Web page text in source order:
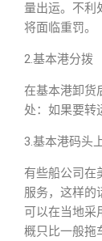
量出运。不利
将面临重罚。
2.基本港分拨
在基本港卸货
处：如果要转
3.基本港码头
有些船公司在
服务，这样的
可以在当地采
概只比一般拖